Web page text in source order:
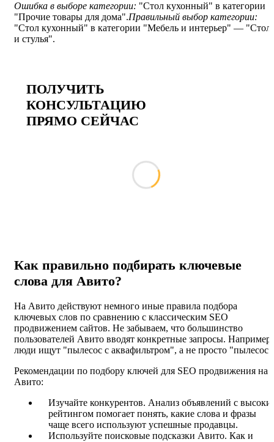
Ошибка в выборе категории: "Стол кухонный" в категории
"Прочие товары для дома".Правильный выбор категории:
"Стол кухонный" в категории "Мебель и интерьер" —
и стулья".
ПОЛУЧИТЬ
КОНСУЛЬТАЦИЮ
ПРЯМО СЕЙЧАС
Как правильно подбирать ключевые
слова для Авито?
На Авито действуют немного иные правила подбора
ключевых слов по сравнению с классическим SEO
продвижением сайтов. Не забываем, что большинство
пользователей Авито вводят конкретные запросы. Например,
люди ищут "пылесос с аквафильтром", а не просто
Рекомендации по подбору ключей для SEO продвижения на
Авито:
Изучайте конкурентов. Анализ объявлений с
рейтингом помогает понять, какие слова и фразы
чаще всего используют успешные продавцы.
Используйте поисковые подсказки Авито. Как и